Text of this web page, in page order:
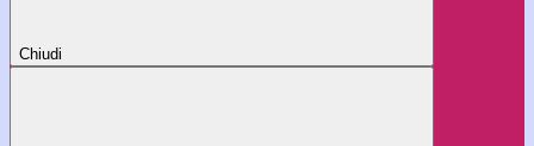
Chiudi